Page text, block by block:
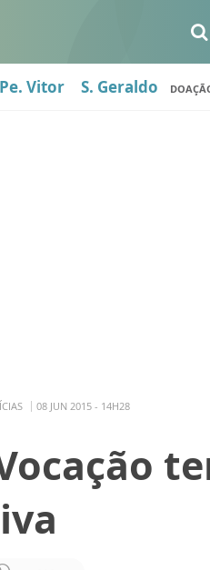
Pe. Vitor S. Geraldo
08 JUN 2015 - 14H28